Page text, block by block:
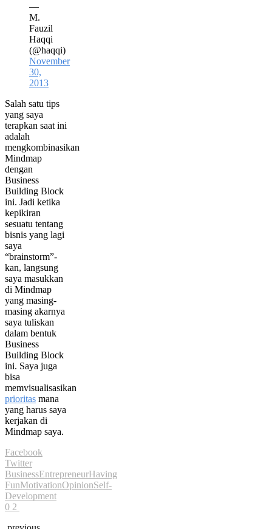
—
M.
Fauzil
Haqqi
(@haqqi)
November
30,
2013
Salah satu tips
yang saya
terapkan saat ini
adalah
mengkombinasikan
Mindmap
dengan
Business
Building Block
ini. Jadi ketika
kepikiran
sesuatu tentang
bisnis yang lagi
saya
“brainstorm”-
kan, langsung
saya masukkan
di Mindmap
yang masing-
masing akarnya
saya tuliskan
dalam bentuk
Business
Building Block
ini. Saya juga
bisa
memvisualisasikan
prioritas mana
yang harus saya
kerjakan di
Mindmap saya.
Facebook
Twitter
BusinessEntrepreneurHaving
FunMotivationOpinionSelf-
Development
0 2